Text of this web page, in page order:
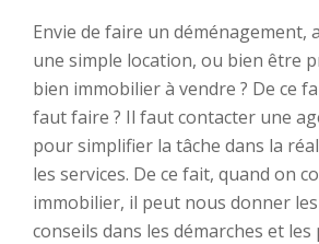
Envie de faire un déménagement,
une simple location, ou bien être
bien immobilier à vendre ? De ce
faut faire ? Il faut contacter une
pour simplifier la tâche dans la
les services. De ce fait, quand on
immobilier, il peut nous donner
conseils dans les démarches et les